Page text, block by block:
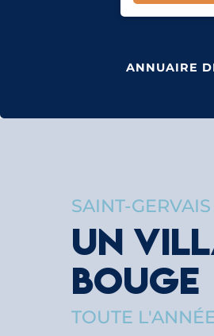
ANNUAIRE
LIRE LA SUITE
SAINT-GERVAIS
UN
BOUGE
TOUTE